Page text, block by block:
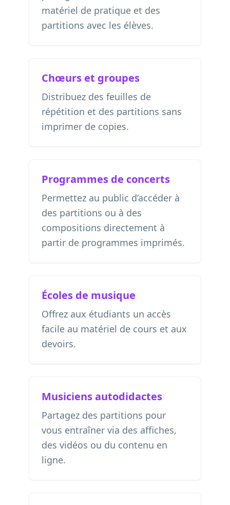
matériel de pratique et des
partitions avec les élèves.
Chœurs et groupes
Distribuez des feuilles de
répétition et des partitions sans
imprimer de copies.
Programmes de concerts
Permettez au public d’accéder à
des partitions ou à des
compositions directement à
partir de programmes imprimés.
Écoles de musique
Offrez aux étudiants un accès
facile au matériel de cours et aux
devoirs.
Musiciens autodidactes
Partagez des partitions pour
vous entraîner via des affiches,
des vidéos ou du contenu en
ligne.